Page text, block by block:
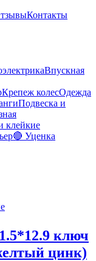
Контакты
Впускная
Крепеж колесОдежда
Подвеска и
клейкие
🔴 Уценка
ключ
цинк)